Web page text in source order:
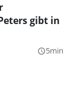
gibt in
query_builder5min